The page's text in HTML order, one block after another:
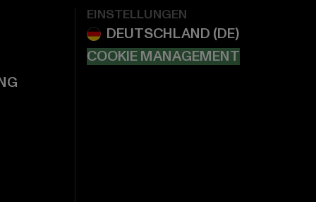
EINSTELLUNGEN
COOKIE MANAGEMENT